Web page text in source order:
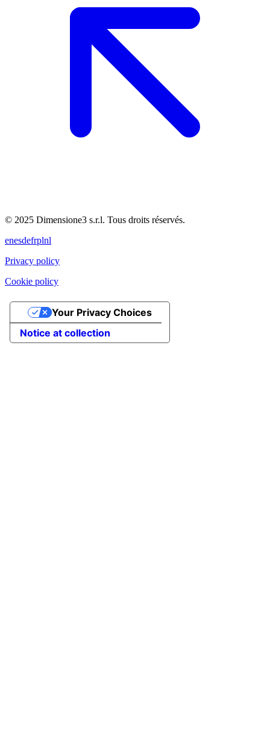
© 2025 Dimensione3 s.r.l. Tous droits réservés.
enesdefrplnl
Privacy policy
Cookie policy
Notice at collection
Your Privacy Choices